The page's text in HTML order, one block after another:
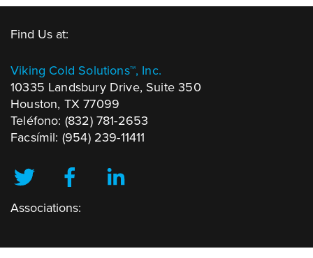
Find Us at:
Viking Cold Solutions™, Inc.
10335 Landsbury Drive, Suite 350
Houston, TX 77099
Teléfono: (832) 781-2653
Facsímil: (954) 239-11411
Associations: